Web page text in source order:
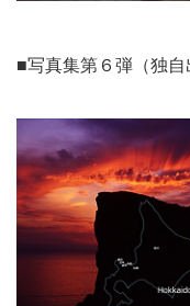
■写真集第６弾（独自